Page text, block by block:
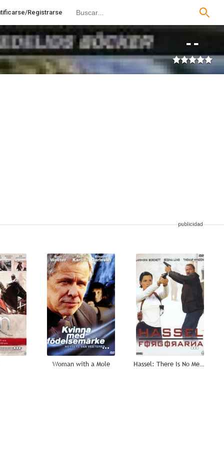
Registrarse
--
-- --
Woman with a Mole
--
Hassel: There Is No Mercy!